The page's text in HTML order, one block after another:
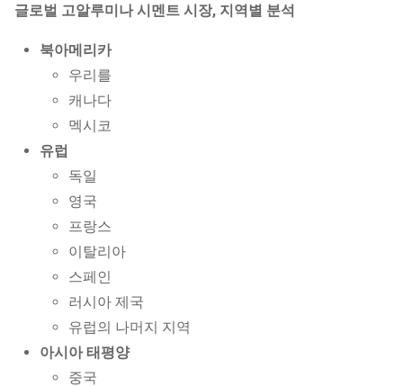
글로벌 고알루미나 시멘트 시장, 지역별 분석
북아메리카
우리를
캐나다
멕시코
유럽
독일
영국
프랑스
이탈리아
스페인
러시아 제국
유럽의 나머지 지역
아시아 태평양
중국